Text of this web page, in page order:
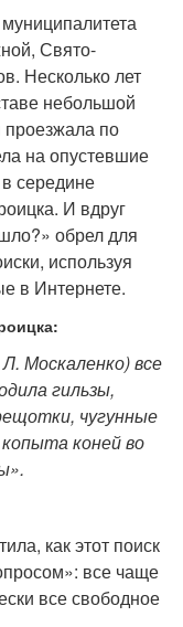
Свято-
Несколько лет
небольшой
проезжала по
на опустевшие
середине
И вдруг
обрел для
используя
в Интернете.
Москаленко) все
гильзы,
чугунные
коней во
как этот поиск
все чаще
все свободное